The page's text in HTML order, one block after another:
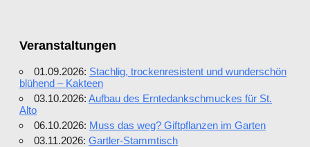
Veranstaltungen
01.09.2026: Stachlig, trockenresistent und wunderschön
blühend – Kakteen
03.10.2026:Aufbau des Erntedankschmuckes für St.
Alto
06.10.2026: Muss das weg? Giftpflanzen im Garten
03.11.2026:Gartler-Stammtisch